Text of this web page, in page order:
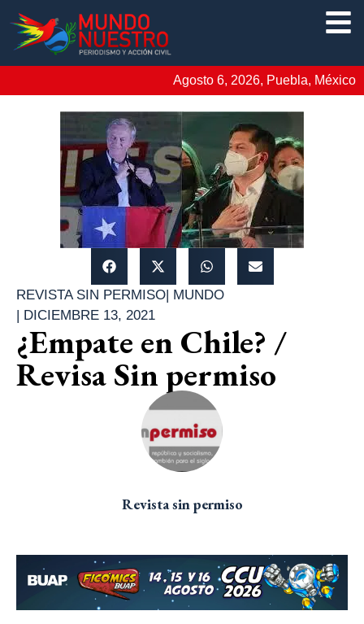
Agosto 6, 2026, Puebla, México
REVISTA SIN PERMISO| MUNDO
| DICIEMBRE 13, 2021
¿Empate en Chile? /
Revisa Sin permiso
Revista sin permiso